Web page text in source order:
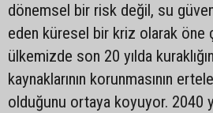
dönemsel bir risk değil, su
eden küresel bir kriz olarak öne
ülkemizde son 20 yılda
kaynaklarının korunmasının
olduğunu ortaya koyuyor. 2040